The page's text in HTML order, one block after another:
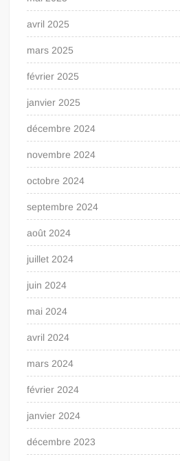
avril 2025
mars 2025
février 2025
janvier 2025
décembre 2024
novembre 2024
octobre 2024
septembre 2024
août 2024
juillet 2024
juin 2024
mai 2024
avril 2024
mars 2024
février 2024
janvier 2024
décembre 2023